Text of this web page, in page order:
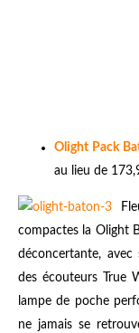
Olight Pack
au lieu de
compactes la Olight
déconcertante,
des écouteurs True
lampe de poche
ne jamais se